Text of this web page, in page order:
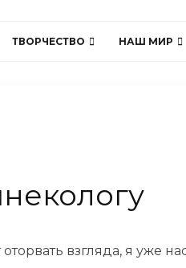
ТВОРЧЕСТВО НАШ МИР
взгляда, я уже